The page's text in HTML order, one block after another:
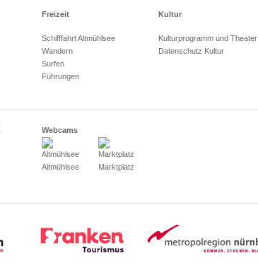
Freizeit
Schifffahrt Altmühlsee
Wandern
Surfen
Führungen
Kultur
Kulturprogramm und Theater
Datenschutz Kultur
Webcams
Altmühlsee Marktplatz